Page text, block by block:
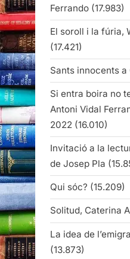
Ferrando (17.983)
El soroll i la fúria,
(17.421)
Sants innocents a
Si entra boira no
Antoni Vidal
2022 (16.010)
Invitació a la
de Josep Pla
Qui sóc? (15.209)
Solitud, Caterina
La idea de
(13.873)